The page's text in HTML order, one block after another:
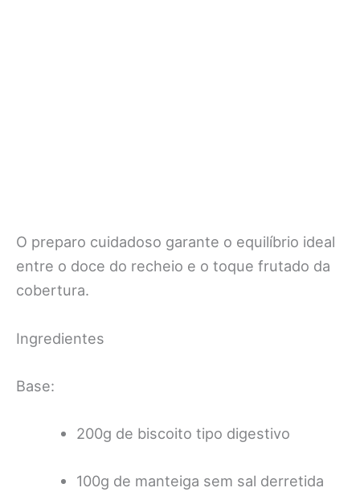
O preparo cuidadoso garante o equilíbrio ideal
entre o doce do recheio e o toque frutado da
cobertura.
Ingredientes
Base:
200g de biscoito tipo digestivo
100g de manteiga sem sal derretida